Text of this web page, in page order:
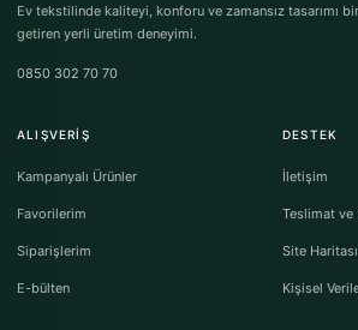
Ev tekstilinde kaliteyi, konforu ve zamansız tasarımı
getiren yerli üretim deneyimi.
0850 302 70 70
ALIŞVERIŞ
Kampanyalı Ürünler
Favorilerim
Siparişlerim
E-bülten
DESTEK
İletişim
Teslimat ve
Site Haritası
Kişisel